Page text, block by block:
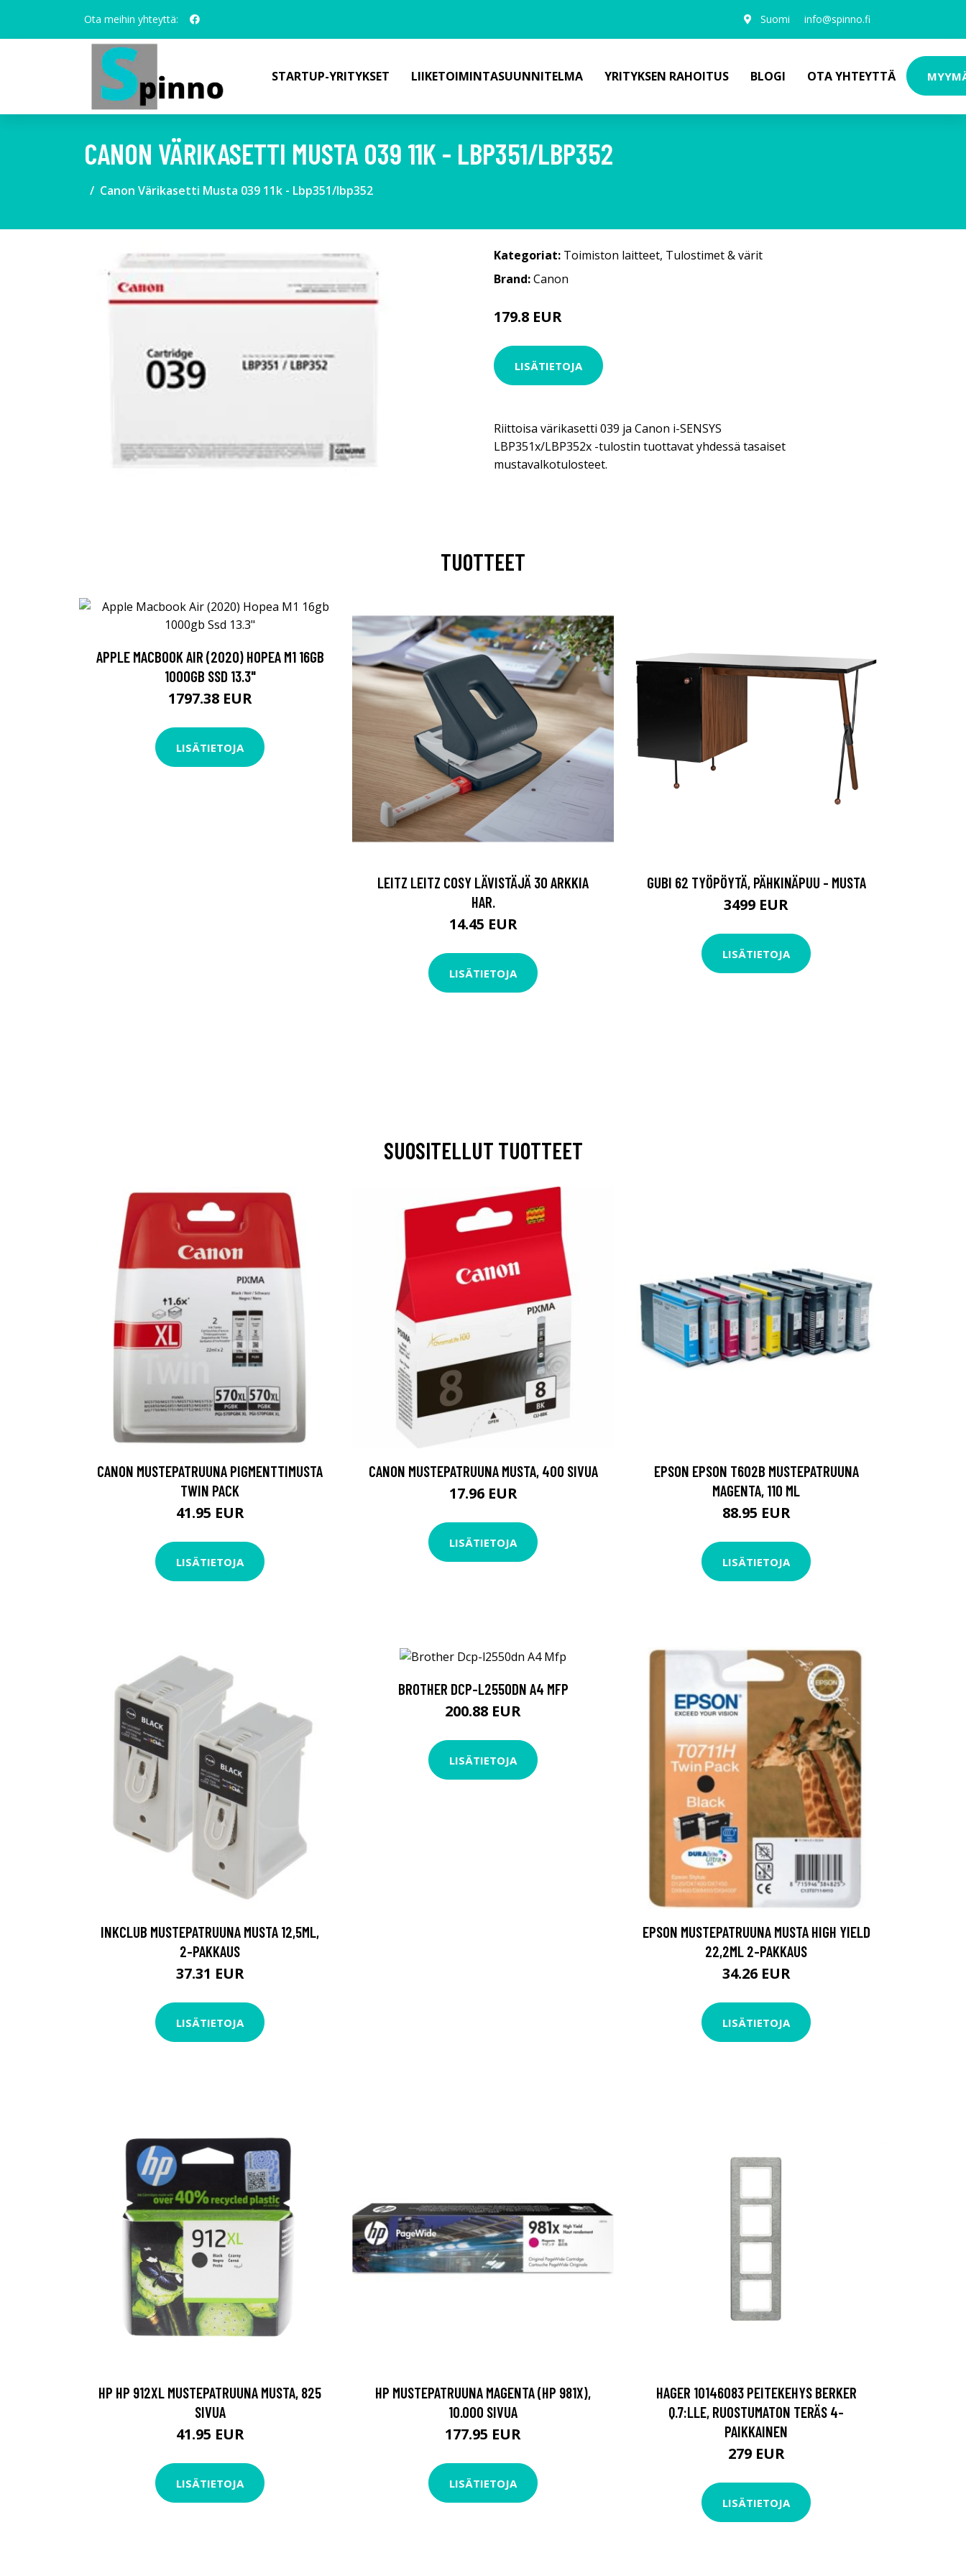
Ota meihin yhteyttä: Suomi info@spinno.fi
STARTUP-YRITYKSET LIIKETOIMINTASUUNNITELMA YRITYKSEN RAHOITUS BLOGI OTA YHTEYTTÄ
CANON VÄRIKASETTI MUSTA 039 11K - LBP351/LBP352
Canon Värikasetti Musta 039 11k - Lbp351/lbp352
Kategoriat: Toimiston laitteet, Tulostimet & värit
Brand:Canon
179.8 EUR
LISÄTIETOJA
Riittoisa värikasetti 039 ja Canon i-SENSYS
LBP351x/LBP352x -tulostin tuottavat yhdessä tasaiset
mustavalkotulosteet.
TUOTTEET
APPLE MACBOOK AIR (2020) HOPEA M1 16GB
1000GB SSD 13.3"
1797.38 EUR
LISÄTIETOJA
LEITZ LEITZ COSY LÄVISTÄJÄ 30 ARKKIA
HAR.
14.45 EUR
LISÄTIETOJA
GUBI 62 TYÖPÖYTÄ, PÄHKINÄPUU - MUSTA
3499 EUR
LISÄTIETOJA
SUOSITELLUT TUOTTEET
CANON MUSTEPATRUUNA PIGMENTTIMUSTA
TWIN PACK
41.95 EUR
LISÄTIETOJA
CANON MUSTEPATRUUNA MUSTA, 400 SIVUA
17.96 EUR
LISÄTIETOJA
EPSON EPSON T602B MUSTEPATRUUNA
MAGENTA, 110 ML
88.95 EUR
LISÄTIETOJA
INKCLUB MUSTEPATRUUNA MUSTA 12,5ML,
2-PAKKAUS
37.31 EUR
LISÄTIETOJA
BROTHER DCP-L2550DN A4 MFP
200.88 EUR
LISÄTIETOJA
EPSON MUSTEPATRUUNA MUSTA HIGH YIELD
22,2ML 2-PAKKAUS
34.26 EUR
LISÄTIETOJA
HP HP 912XL MUSTEPATRUUNA MUSTA, 825
SIVUA
41.95 EUR
LISÄTIETOJA
HP MUSTEPATRUUNA MAGENTA (HP 981X),
10.000 SIVUA
177.95 EUR
LISÄTIETOJA
HAGER 10146083 PEITEKEHYS BERKER
Q.7:LLE, RUOSTUMATON TERÄS 4-
PAIKKAINEN
279 EUR
LISÄTIETOJA